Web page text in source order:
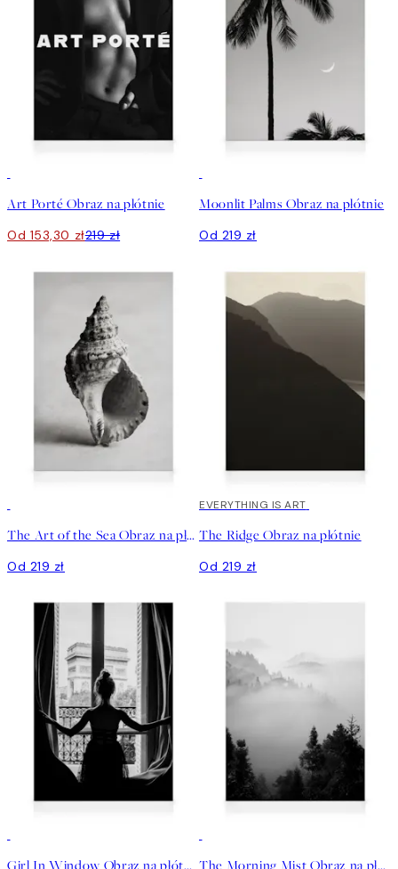
Art Porté Obraz na płótnie
Od 153,30 zł219 zł
Moonlit Palms Obraz na płótnie
Od 219 zł
The Art of the Sea Obraz na płótnie
Od 219 zł
EVERYTHING IS ART
The Ridge Obraz na płótnie
Od 219 zł
Girl In Window Obraz na płótnie The Morning Mist Obraz na płótnie